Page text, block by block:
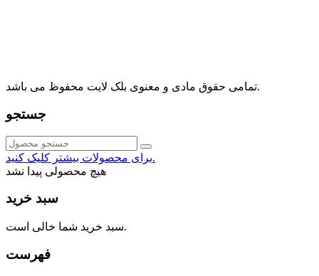
تمامی حقوق مادی و معنوی بلک لایت محفوظ می باشد.
جستجو
برای محصولات بیشتر کلیک کنید.
هیچ محصولی پیدا نشد
سبد خرید
سبد خرید شما خالی است.
فهرست